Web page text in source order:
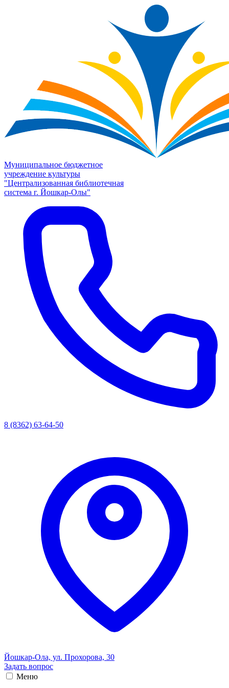
Муниципальное бюджетное
учреждение культуры
"Централизованная библиотечная
система г. Йошкар-Олы"
8 (8362) 63-64-50
Йошкар-Ола, ул. Прохорова, 30
Задать вопрос
Меню